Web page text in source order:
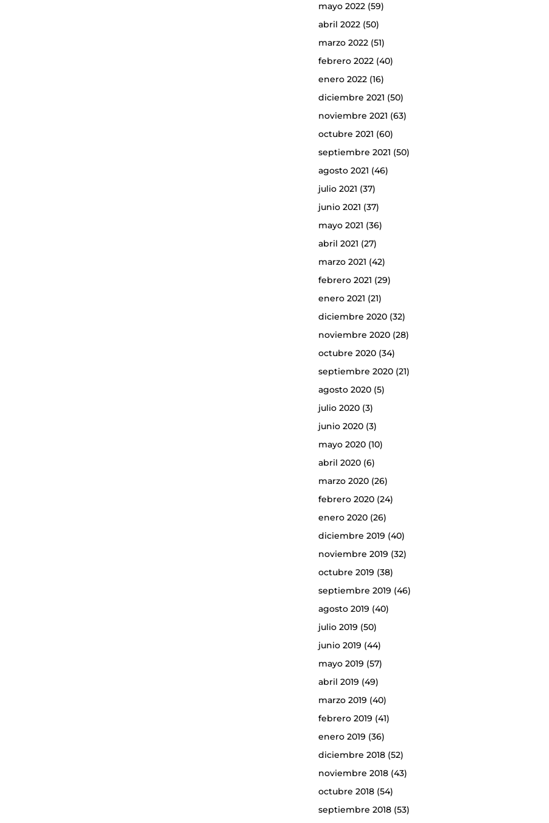
mayo 2022(59)
abril 2022(50)
marzo 2022(51)
febrero 2022(40)
enero 2022(16)
diciembre 2021 (50)
noviembre 2021 (63)
octubre 2021 (60)
septiembre 2021 (50)
agosto 2021 (46)
julio 2021 (37)
junio 2021 (37)
mayo 2021 (36)
abril 2021 (27)
marzo 2021 (42)
febrero 2021 (29)
enero 2021 (21)
diciembre 2020(32)
noviembre 2020(28)
octubre 2020(34)
septiembre 2020(21)
agosto 2020(5)
julio 2020(3)
junio 2020(3)
mayo 2020(10)
abril 2020(6)
marzo 2020(26)
febrero 2020(24)
enero 2020(26)
diciembre 2019 (40)
noviembre 2019 (32)
octubre 2019 (38)
septiembre 2019 (46)
agosto 2019 (40)
julio 2019 (50)
junio 2019 (44)
mayo 2019 (57)
abril 2019 (49)
marzo 2019 (40)
febrero 2019 (41)
enero 2019 (36)
diciembre 2018(52)
noviembre 2018(43)
octubre 2018(54)
septiembre 2018(53)